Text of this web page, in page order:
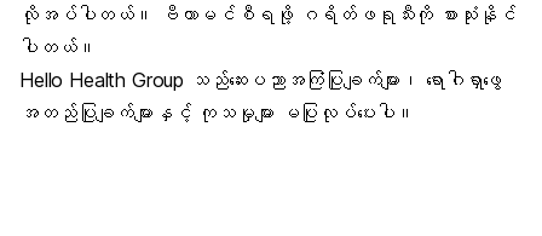
လိုအပ်ပါတယ်။ ဗီတာမင်စီရဖို့ ဂရိတ်ဖရုသီးကို စားသုံးနိုင်
ပါတယ်။
Hello Health Group သည်ဆေးပညာအကြံပြုချက်များ၊ ရောဂါရှာဖွေ
အတည်ပြုချက်များနှင့် ကုသမှုများ မပြုလုပ်ပေးပါ။